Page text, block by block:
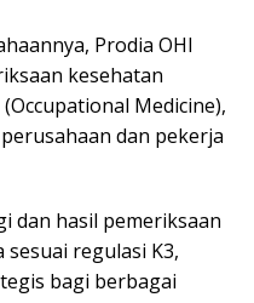
Prodia OHI
kesehatan
Medicine),
dan pekerja
dan hasil pemeriksaan
regulasi K3,
bagi berbagai